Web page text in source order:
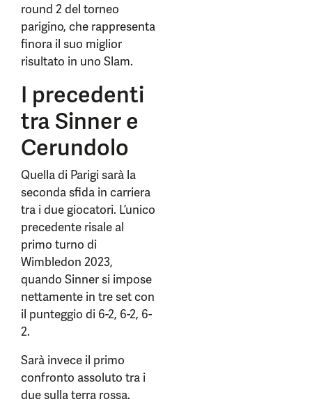
round 2 del torneo
parigino, che rappresenta
finora il suo miglior
risultato in uno Slam.
I precedenti
tra Sinner e
Cerundolo
Quella di Parigi sarà la
seconda sfida in carriera
tra i due giocatori. L’unico
precedente risale al
primo turno di
Wimbledon 2023,
quando Sinner si impose
nettamente in tre set con
il punteggio di 6-2, 6-2, 6-
2.
Sarà invece il primo
confronto assoluto tra i
due sulla terra rossa.